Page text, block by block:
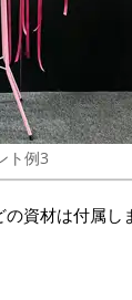
ト例3
資材は付属し